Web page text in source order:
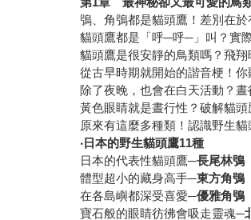
鴞、角鴞都是貓頭鷹！差別在於
貓頭鷹都是「呼─呼─」叫？實
貓頭鷹是很安靜的鳥類嗎？飛
從古早時期就開始的諧音梗！
除了夜晚，也會在白天活動？
黃色眼睛就是晝行性？破解貓
原來有這麼多種類！認識野生貓
‧日本的野生貓頭鷹11種
日本的代表性貓頭鷹─長尾林鴞
體型超小的藏身高手─東方角鴞
在各島嶼都深受喜愛─優雅角鴞
寶石般的眼睛彷彿會吸走靈魂─